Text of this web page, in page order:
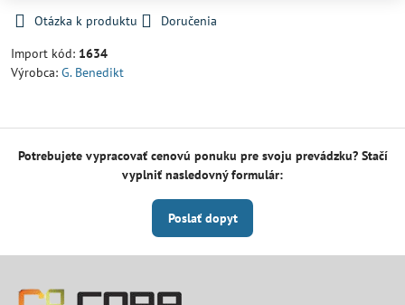
Otázka k produktu
Doručenia
Import kód: 1634
Výrobca: G. Benedikt
Potrebujete vypracovať cenovú ponuku pre svoju prevádzku? Stačí
vyplniť nasledovný formulár:
Poslať dopyt